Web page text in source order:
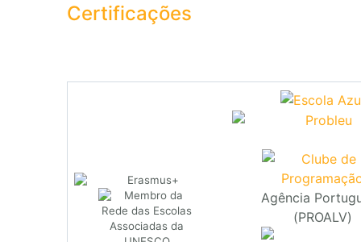
Certificações
Agência
(PROALV)